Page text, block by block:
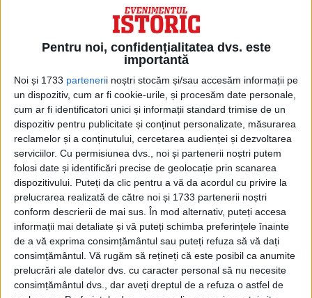
Pentru noi, confidențialitatea dvs. este
importantă
Noi și 1733 partenerii noștri stocăm și/sau accesăm informații pe
un dispozitiv, cum ar fi cookie-urile, și procesăm date personale,
cum ar fi identificatori unici și informații standard trimise de un
dispozitiv pentru publicitate și conținut personalizate, măsurarea
reclamelor și a conținutului, cercetarea audienței și dezvoltarea
serviciilor. Cu permisiunea dvs., noi și partenerii noștri putem
folosi date și identificări precise de geolocație prin scanarea
dispozitivului. Puteți da clic pentru a vă da acordul cu privire la
prelucrarea realizată de către noi și 1733 partenerii noștri
conform descrierii de mai sus. În mod alternativ, puteți accesa
informații mai detaliate și vă puteți schimba preferințele înainte
de a vă exprima consimțământul sau puteți refuza să vă dați
consimțământul. Vă rugăm să rețineți că este posibil ca anumite
prelucrări ale datelor dvs. cu caracter personal să nu necesite
consimțământul dvs., dar aveți dreptul de a refuza o astfel de
Simultan cu contraatacul batalioanelor din
rezerva Diviziei 13 Infanterie au pornit la
luptă și trupe din Regimentul 39 Infanterie,
aflat la flancul stâng al Diviziei 10
Infanterie, care au ajuns până la marginea
de nord a satului Dumbrava în jurul orei
15.
Fotografia ce ilustrează contraatacul de la
Răzoare, prezentată pe pagina de
Facebook Arhivele Naționale ale Româniie,
poate fi edificatoare în ceea ce privește
maniera în care soldații porneau la atac.